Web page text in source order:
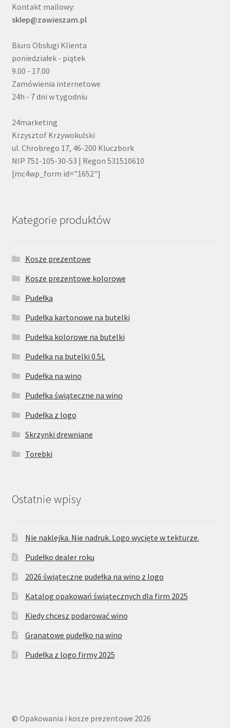
Kontakt mailowy:
sklep@zawieszam.pl
Biuro Obsługi Klienta
poniedziałek - piątek
9.00 - 17.00
Zamówienia internetowe
24h - 7 dni w tygodniu
24marketing
Krzysztof Krzywokulski
ul. Chrobrego 17, 46-200 Kluczbork
NIP 751-105-30-53 | Regon 531510610
[mc4wp_form id="1652"]
Kategorie produktów
Kosze prezentowe
Kosze prezentowe kolorowe
Pudełka
Pudełka kartonowe na butelki
Pudełka kolorowe na butelki
Pudełka na butelki 0.5L
Pudełka na wino
Pudełka świąteczne na wino
Pudełka z logo
Skrzynki drewniane
Torebki
Ostatnie wpisy
Nie naklejka. Nie nadruk. Logo wycięte w tekturze.
Pudełko dealer roku
2026 świąteczne pudełka na wino z logo
Katalog opakowań świątecznych dla firm 2025
Kiedy chcesz podarować wino
Granatowe pudełko na wino
Pudełka z logo firmy 2025
© Opakowania i kosze prezentowe 2026